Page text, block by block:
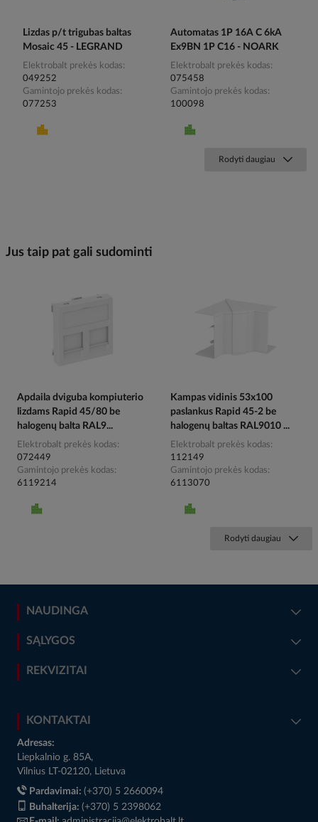
Lizdas p/t trigubas baltas
Mosaic 45 - LEGRAND
Elektrobalt prekės kodas
049252
Gamintojo prekės kodas
077253
Automatas 1P 16A C 6kA
Ex9BN 1P C16 - NOARK
Elektrobalt prekės kodas
075458
Gamintojo prekės kodas
100098
Rodyti daugiau
Jus taip pat gali sudominti
Apdaila dviguba kompiuterio
lizdams Rapid 45/80 be
halogenų balta RAL9...
Elektrobalt prekės kodas
072449
Gamintojo prekės kodas
6119214
Kampas vidinis 53x100
paslankus Rapid 45-2 be
halogenų baltas RAL9010 ...
Elektrobalt prekės kodas
112149
Gamintojo prekės kodas
6113070
Rodyti daugiau
NAUDINGA
SĄLYGOS
REKVIZITAI
KONTAKTAI
Adresas:
Liepkalnio g. 85A,
Vilnius LT-02120, Lietuva
Pardavimai: (+370) 5 2660094
Buhalterija: (+370) 5 2398062